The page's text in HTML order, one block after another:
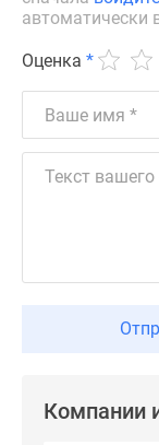
Контакты
Реклама
Дзен
Машино-
ипотека
автоматически
Оценка *
Компании